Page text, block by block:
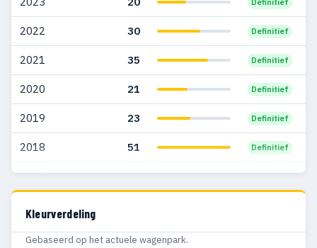
2005 1.000 319
2004 706 264
2003 324 58
2002 309 50
2001 296 64
1999 114 20
1998
Definitief
2022 30 Definitief
2021 35 Definitief
2020 21 Definitief
2019 23 Definitief
2018 51 Definitief
2017 50
Kleurverdeling
Gebaseerd op het actuele wagenpark.